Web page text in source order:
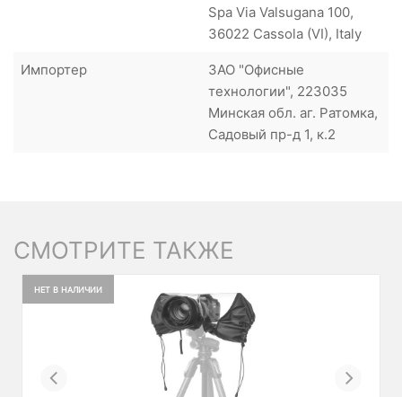
Spa Via Valsugana 100,
36022 Cassola (VI), Italy
Импортер
ЗАО "Офисные
технологии", 223035
Минская обл. аг. Ратомка,
Садовый пр-д 1, к.2
СМОТРИТЕ ТАКЖЕ
НЕТ В НАЛИЧИИ
Previous Next